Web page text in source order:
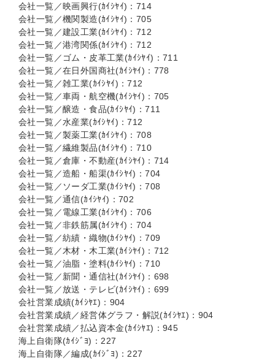
会社一覧／映画興行(ｶｲｼﾔｲ)：714
会社一覧／機関製造(ｶｲｼﾔｲ)：705
会社一覧／建設工業(ｶｲｼﾔｲ)：712
会社一覧／港湾関係(ｶｲｼﾔｲ)：712
会社一覧／ゴム・皮革工業(ｶｲｼﾔｲ)：711
会社一覧／在日外国商社(ｶｲｼﾔｲ)：778
会社一覧／雑工業(ｶｲｼﾔｲ)：712
会社一覧／車両・航空機(ｶｲｼﾔｲ)：705
会社一覧／醸造・食品(ｶｲｼﾔｲ)：711
会社一覧／水産業(ｶｲｼﾔｲ)：712
会社一覧／製薬工業(ｶｲｼﾔｲ)：708
会社一覧／繊維製品(ｶｲｼﾔｲ)：710
会社一覧／倉庫・不動産(ｶｲｼﾔｲ)：714
会社一覧／造船・船渠(ｶｲｼﾔｲ)：704
会社一覧／ソーダ工業(ｶｲｼﾔｲ)：708
会社一覧／通信(ｶｲｼﾔｲ)：702
会社一覧／電線工業(ｶｲｼﾔｲ)：706
会社一覧／非鉄筋属(ｶｲｼﾔｲ)：704
会社一覧／紡績・織物(ｶｲｼﾔｲ)：709
会社一覧／木材・木工業(ｶｲｼﾔｲ)：712
会社一覧／油脂・塗料(ｶｲｼﾔｲ)：710
会社一覧／新聞・通信社(ｶｲｼﾔｲ)：698
会社一覧／放送・テレビ(ｶｲｼﾔｲ)：699
会社営業成績(ｶｲｼﾔｴ)：904
会社営業成績／経営体グラフ・解説(ｶｲｼﾔｴ)：904
会社営業成績／払込資本金(ｶｲｼﾔｴ)：945
海上自衛隊(ｶｲｼﾞﾖ)：227
海上自衛隊／編成(ｶｲｼﾞﾖ)：227